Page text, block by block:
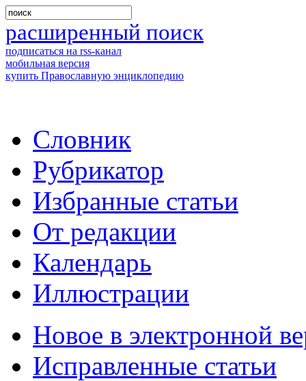
расширенный поиск
подписаться на rss-канал
мобильная версия
купить Православную энциклопедию
Словник
Рубрикатор
Избранные статьи
От редакции
Календарь
Иллюстрации
Новое в электронной
Исправленные статьи